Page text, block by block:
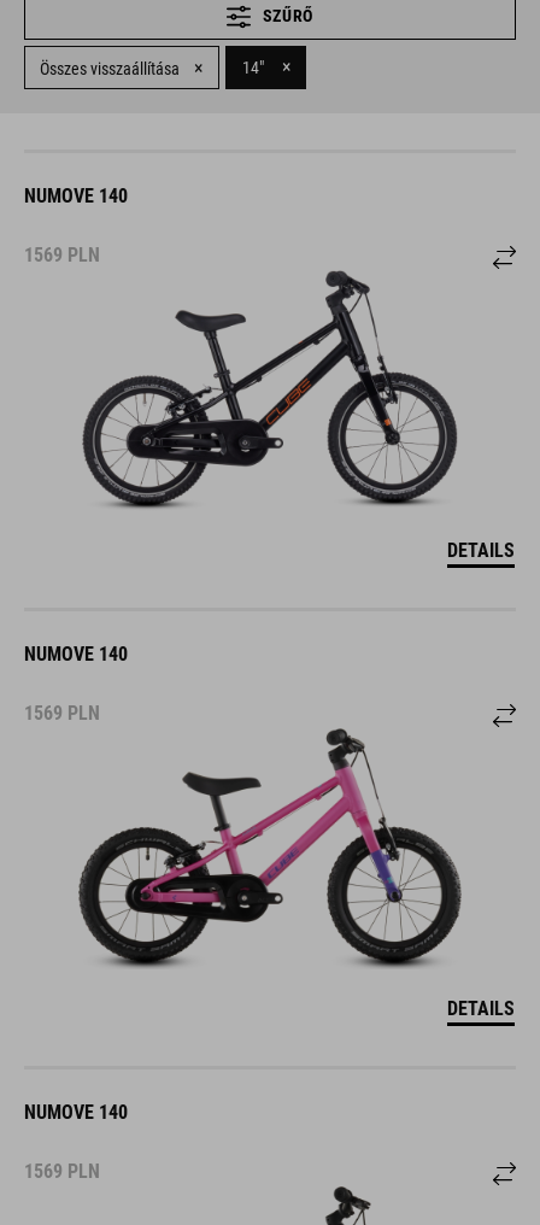
SZŰRŐ
Összes visszaállítása × 14" ×
NUMOVE 140
1569 PLN
DETAILS
NUMOVE 140
1569 PLN
DETAILS
NUMOVE 140
1569 PLN